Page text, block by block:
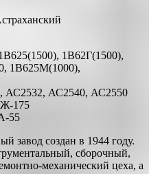
1В62Г(1500),
1В625М(1000),
АС2532, АС2540, АС2550
175
55
завод создан в 1944 году.
сборочный,
механический цеха, а